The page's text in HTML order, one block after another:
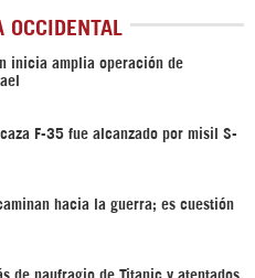
OCCIDENTAL
inicia amplia operación de
F-35 fue alcanzado por misil S-
hacia la guerra; es cuestión
de naufragio de Titanic y atentados